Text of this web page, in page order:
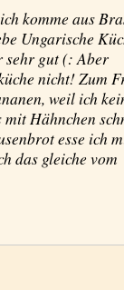
komme aus
Ungarische
sehr gut (: Aber
nicht! Zum
weil ich
Hähnchen
esse ich
das gleiche vom